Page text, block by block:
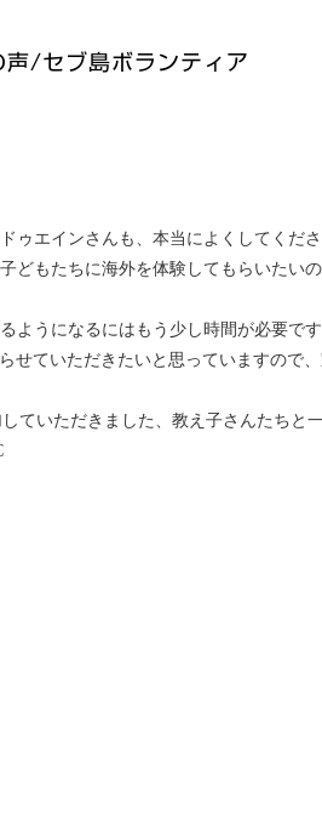
声/セブ島ボランティア
ゥエインさんも、本当によくしてくだ
どもたちに海外を体験してもらいたいの
ようになるにはもう少し時間が必要です
せていただきたいと思っていますので、
ていただきました、教え子さんたちと